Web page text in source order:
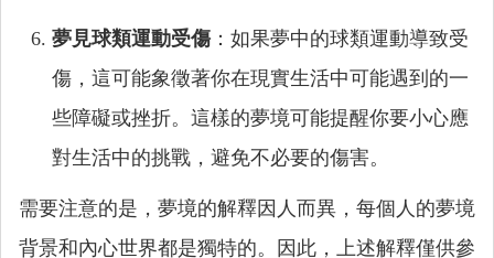
夢見球類運動受傷 ：如果夢中的球類運動導致受
傷，這可能象徵著你在現實生活中可能遇到的一
些障礙或挫折。這樣的夢境可能提醒你要小心應
對生活中的挑戰，避免不必要的傷害。
需要注意的是，夢境的解釋因人而異，每個人的夢境
背景和內心世界都是獨特的。因此，上述解釋僅供參